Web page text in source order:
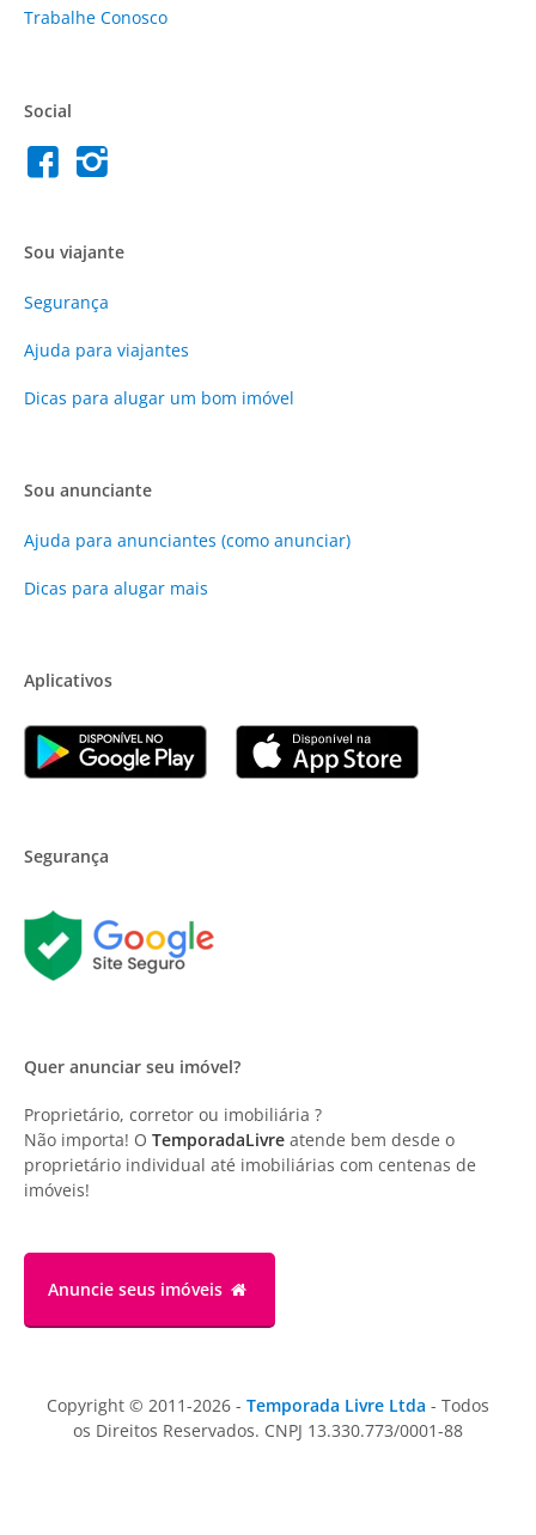
Trabalhe Conosco
Social
Sou viajante
Segurança
Ajuda para viajantes
Dicas para alugar um bom imóvel
Sou anunciante
Ajuda para anunciantes (como anunciar)
Dicas para alugar mais
Aplicativos
Segurança
Quer anunciar seu imóvel?
Proprietário, corretor ou imobiliária ?
Não importa! O TemporadaLivre atende bem desde o
proprietário individual até imobiliárias com centenas de
imóveis!
Anuncie seus imóveis
Copyright © 2011-2026 - Temporada Livre Ltda - Todos
os Direitos Reservados. CNPJ 13.330.773/0001-88